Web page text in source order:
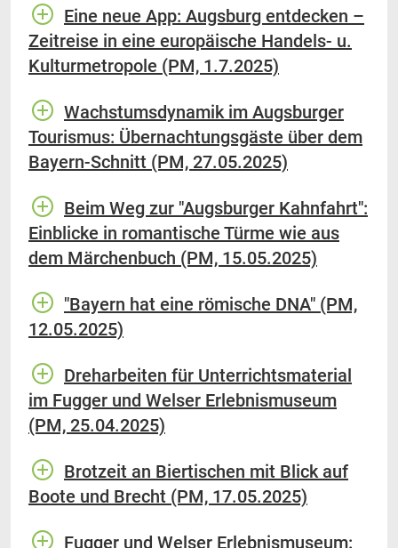
Eine neue App: Augsburg entdecken –
Zeitreise in eine europäische Handels- u.
Kulturmetropole (PM, 1.7.2025)
Wachstumsdynamik im Augsburger
Tourismus: Übernachtungsgäste über dem
Bayern-Schnitt (PM, 27.05.2025)
Beim Weg zur "Augsburger Kahnfahrt":
Einblicke in romantische Türme wie aus
dem Märchenbuch (PM, 15.05.2025)
"Bayern hat eine römische DNA" (PM,
12.05.2025)
Dreharbeiten für Unterrichtsmaterial
im Fugger und Welser Erlebnismuseum
(PM, 25.04.2025)
Brotzeit an Biertischen mit Blick auf
Boote und Brecht (PM, 17.05.2025)
Fugger und Welser Erlebnismuseum: